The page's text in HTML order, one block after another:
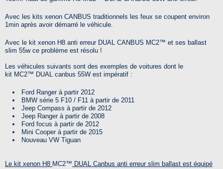
Avec les kits xenon CANBUS traditionnels les feux se coupent environ
1min après avoir démarré le véhicule.
Avec le kit xenon H8 anti erreur DUAL CANBUS MC2™ et ses ballast
slim 55w ce problème est résolu !
Les véhicules suivants sont des exemples de voitures dont le
kit MC2™ DUAL canbus 55W est impératif :
Ford Ranger à partir 2012
BMW série 5 F10 / F11 à partir de 2011
Jeep Compass à partir de 2012
Jeep Ranger à partir de 2008
Ford focus à partir de 2012
Mini Cooper à partir de 2015
Nouveau VW Tiguan
Le kit xenon H8 MC2™ DUAL Canbus anti erreur slim ballast est équipé